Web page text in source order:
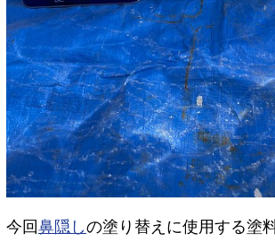
今回鼻隠しの塗り替えに使用する塗